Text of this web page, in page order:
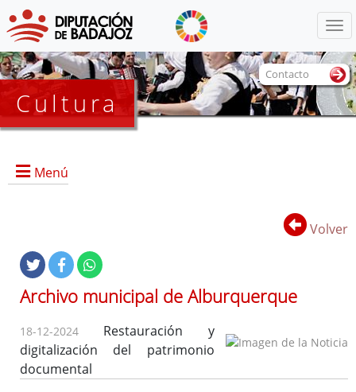
Cultura
Menú
Portada
y servicios.
Historia del Archivo
Reglamento y Procedimientos
Volver
Archivo municipal de Alburquerque
18-12-2024 Restauración y
digitalización del patrimonio
documental
Contacto